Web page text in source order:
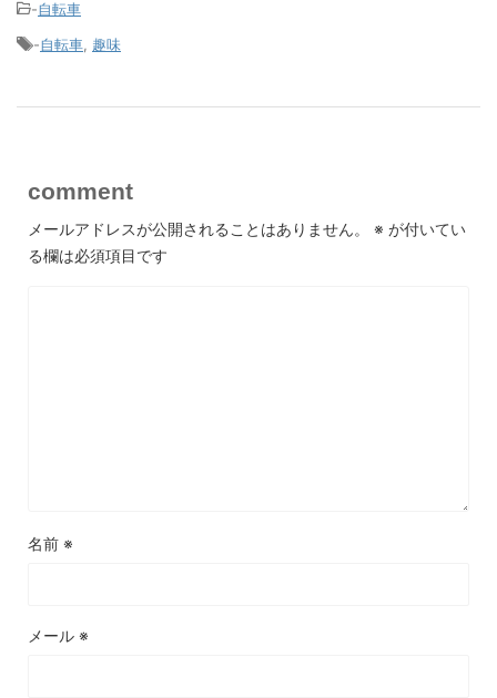
-自転車
-自転車 趣味
comment
メールアドレスが公開されることはありません。 ※ が付いてい
る欄は必須項目です
名前 ※
メール ※